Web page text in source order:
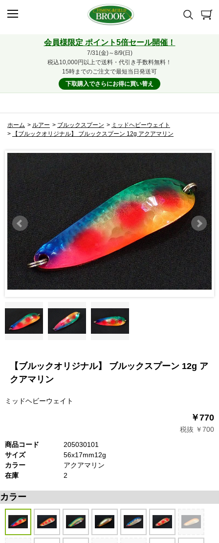
会員様限定 ポイント5倍セール開催！
7/31(金)～8/9(日)
税込10,000円以上で送料・代引き手数料無料！
15時までのご注文で最短当日発送可
下取購入でさらにお得に買い替え
ホーム > ルアー > ブルックスプーン > ミッドヘビーウェイト
>
【ブルックオリジナル】 ブルックスプーン 12g アクアマリン
【ブルックオリジナル】 ブルックスプーン 12g ア
クアマリン
ミッドヘビーウェイト
￥770
税抜 ￥700
商品コード
205030101
サイズ
56x17mm12g
カラー
アクアマリン
在庫
2
カラー